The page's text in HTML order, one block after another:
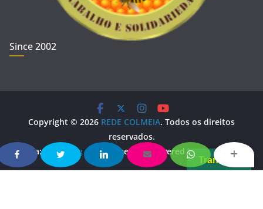
Since 2002
Copyright © 2026 REDE COLMEIA. Todos os direitos
reservados.
Tema:ColorMagpor ThemeGrill. Powered by WordPress
Translate